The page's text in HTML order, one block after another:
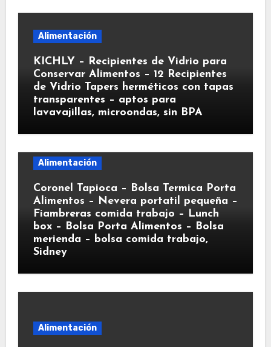
Alimentación
KICHLY – Recipientes de Vidrio para
Conservar Alimentos – 12 Recipientes
de Vidrio Tapers herméticos con tapas
transparentes – aptos para
lavavajillas, microondas, sin BPA
Alimentación
Coronel Tapioca – Bolsa Termica Porta
Alimentos – Nevera portatil pequeña –
Fiambreras comida trabajo – Lunch
box – Bolsa Porta Alimentos – Bolsa
merienda – bolsa comida trabajo,
Sidney
Alimentación